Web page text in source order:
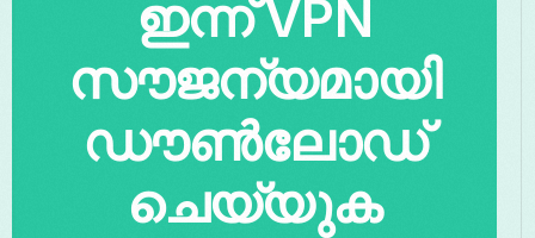
ഇന്ന് VPN
സൗജന്യമായി
ഡൗൺലോഡ്
ചെയ്യുക